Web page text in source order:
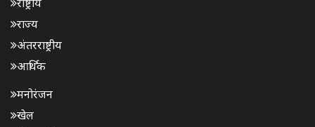
राज्य
अंतरराष्ट्रीय
आर्थिक
मनोरंजन
खेल